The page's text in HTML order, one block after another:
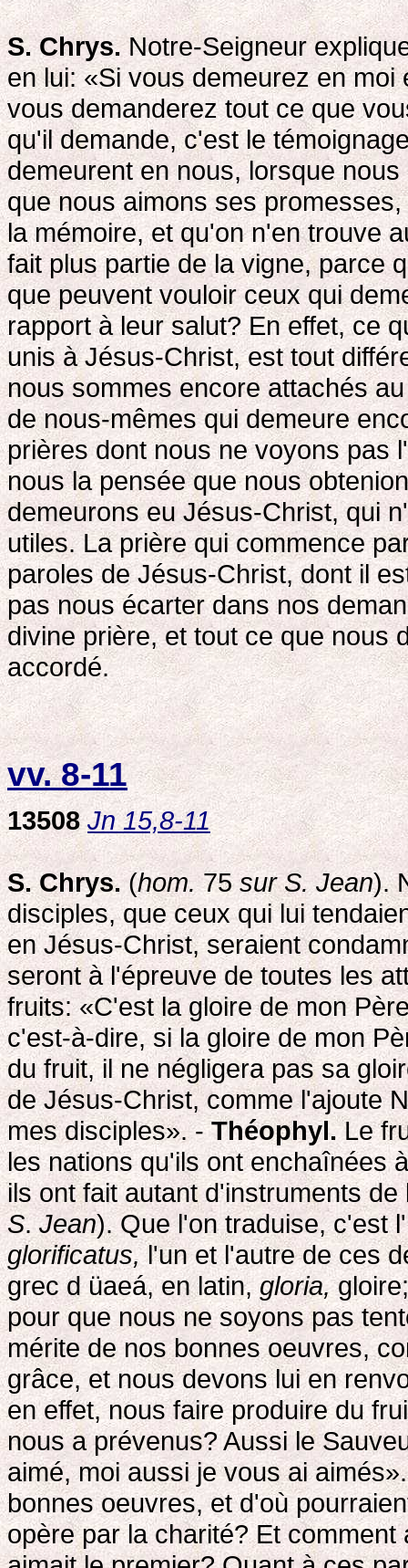
S. Chrys.Notre-Seigneur
en lui: «Si vous demeurez en
vous demanderez tout ce que
qu'il demande, c'est le
demeurent en nous, lorsque
que nous aimons ses
la mémoire, et qu'on n'en trouve
fait plus partie de la vigne, parce
que peuvent vouloir ceux qui
rapport à leur salut? En effet, ce
unis à Jésus-Christ, est tout
nous sommes encore attachés
de nous-mêmes qui demeure
prières dont nous ne voyons pas
nous la pensée que nous
demeurons eu Jésus-Christ, qui
utiles. La prière qui commence
paroles de Jésus-Christ, dont il
pas nous écarter dans nos
divine prière, et tout ce que nous
accordé.
vv. 8-11
13508 Jn 15,8-11
S. Chrys.(hom.75sur S. Jean).
disciples, que ceux qui lui
en Jésus-Christ, seraient
seront à l'épreuve de toutes les
fruits: «C'est la gloire de mon
c'est-à-dire, si la gloire de mon
du fruit, il ne négligera pas sa
de Jésus-Christ, comme l'ajoute
mes disciples». -Théophyl.Le
les nations qu'ils ont enchaînées
ils ont fait autant d'instruments
S.Jean). Que l'on traduise, c'est
glorificatus,l'un et l'autre de ces
grec d üaeá, en latin,gloria,
pour que nous ne soyons pas
mérite de nos bonnes oeuvres,
grâce, et nous devons lui en
en effet, nous faire produire du
nous a prévenus? Aussi le
aimé, moi aussi je vous ai
bonnes oeuvres, et d'où
opère par la charité? Et